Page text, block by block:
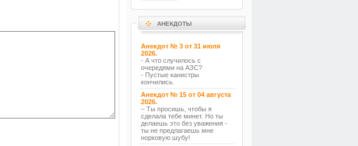
АНЕКДОТЫ
Анекдот № 3 от 31 июля
2026.
- А что случилось с
очередями на АЗС?
- Пустые канистры
кончились.
Анекдот № 15 от 04 августа
2026.
– Ты просишь, чтобы я
сделала тебе минет. Но ты
делаешь это без уважения -
ты не предлагаешь мне
норковую шубу!